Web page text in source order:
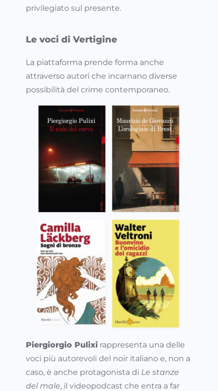
privilegiato sul presente.
Le voci di Vertigine
La piattaforma prende forma anche
attraverso autori che incarnano diverse
possibilità del crime contemporaneo.
Piergiorgio Pulixi rappresenta una delle
voci più autorevoli del noir italiano e, non a
caso, è anche protagonista di Le stanze
del male, il videopodcast che entra a far